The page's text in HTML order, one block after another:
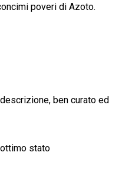
poveri di Azoto.
ben curato ed
stato